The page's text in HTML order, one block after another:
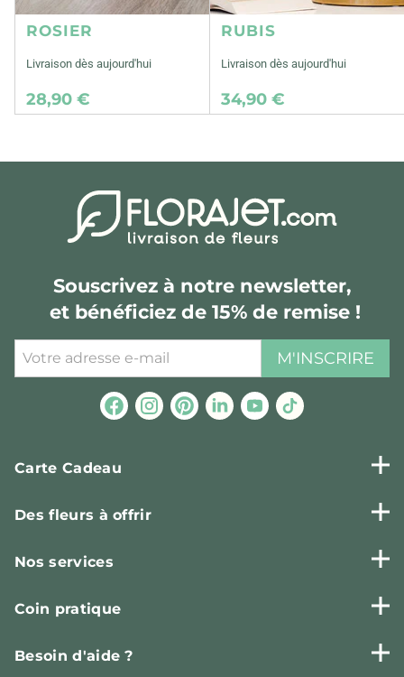
ROSIER
Livraison dès aujourd'hui
28,90 €
RUBIS
Livraison dès aujourd'hui
34,90 €
Souscrivez à notre newsletter,
et bénéficiez de 15% de remise !
M'INSCRIRE
Carte Cadeau
Des fleurs à offrir
Nos services
Coin pratique
Besoin d'aide ?